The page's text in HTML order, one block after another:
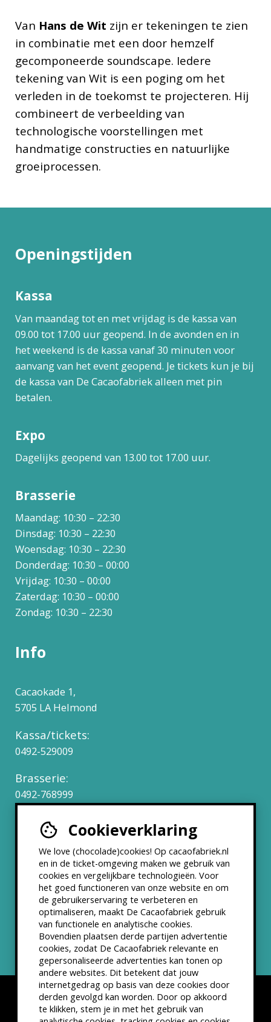
Cookieverklaring
We love (chocolade)cookies! Op cacaofabriek.nl
en in de ticket-omgeving maken we gebruik van
cookies en vergelijkbare technologieën. Voor
het goed functioneren van onze website en om
de gebruikerservaring te verbeteren en
optimaliseren, maakt De Cacaofabriek gebruik
van functionele en analytische cookies.
Bovendien plaatsen derde partijen advertentie
cookies, zodat De Cacaofabriek relevante en
gepersonaliseerde advertenties kan tonen op
andere websites. Dit betekent dat jouw
internetgedrag op basis van deze cookies door
derden gevolgd kan worden. Door op akkoord
te klikken, stem je in met het gebruik van
Van Hans de Wit zijn er tekeningen te zien
in combinatie met een door hemzelf
gecomponeerde soundscape. Iedere
tekening van Wit is een poging om het
verleden in de toekomst te projecteren. Hij
combineert de verbeelding van
technologische voorstellingen met
handmatige constructies en natuurlijke
groeiprocessen.
Openingstijden
Kassa
Van maandag tot en met vrijdag is de kassa van
09.00 tot 17.00 uur geopend. In de avonden en in
het weekend is de kassa vanaf 30 minuten voor
aanvang van het event geopend. Je tickets kun je bij
de kassa van De Cacaofabriek alleen met pin
betalen.
Expo
Dagelijks geopend van 13.00 tot 17.00 uur.
Brasserie
Maandag: 10:30 – 22:30
Dinsdag: 10:30 – 22:30
Woensdag: 10:30 – 22:30
Donderdag: 10:30 – 00:00
Vrijdag: 10:30 – 00:00
Zaterdag: 10:30 – 00:00
Zondag: 10:30 – 22:30
Info
Cacaokade 1,
5705 LA Helmond
Kassa/tickets:
0492-529009
Brasserie:
0492-768999
Werken bij
Partners & Samenwerkingen
ANBI status
Nieuwsbrief